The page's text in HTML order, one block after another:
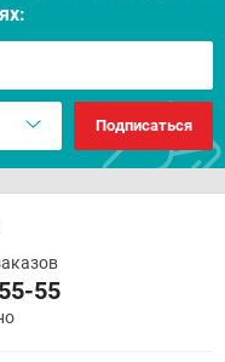
Подписаться
55